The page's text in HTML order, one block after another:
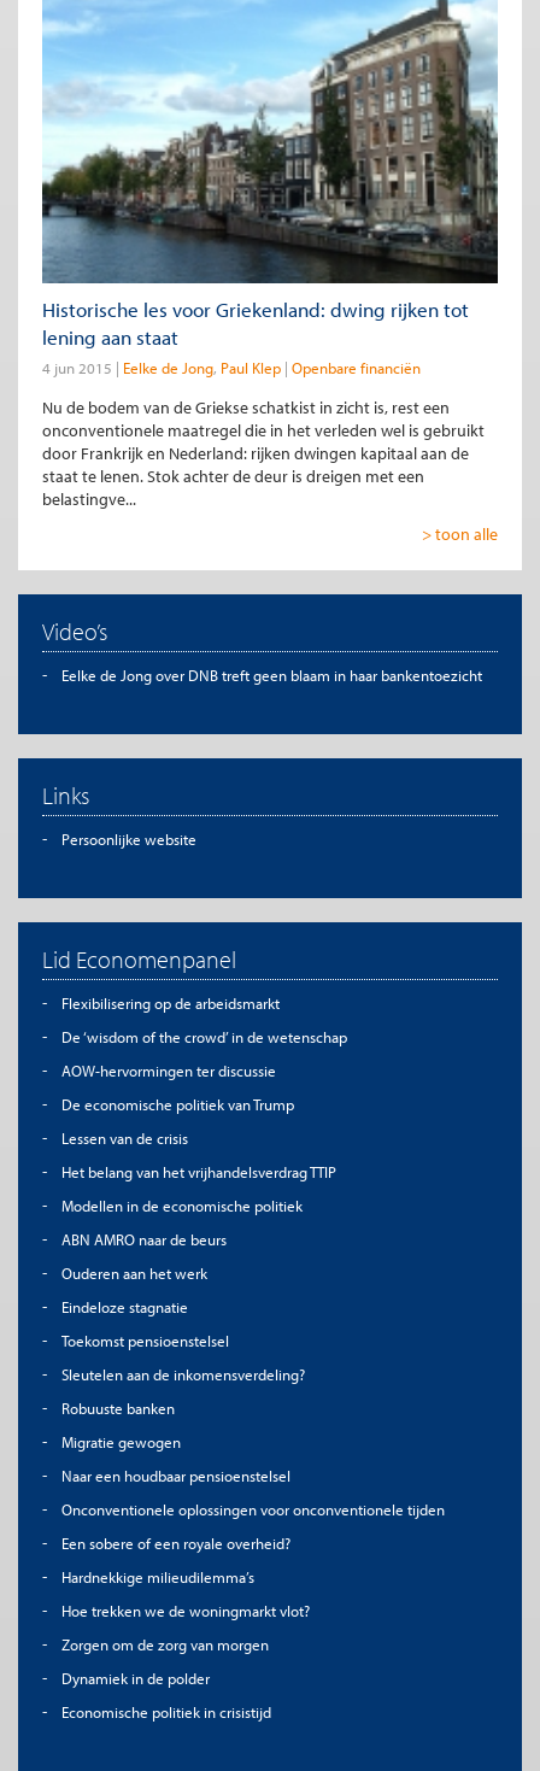
Historische les voor Griekenland: dwing rijken tot
lening aan staat
4 jun 2015 Eelke de Jong Paul Klep Openbare financiën
Nu de bodem van de Griekse schatkist in zicht is, rest een
onconventionele maatregel die in het verleden wel is gebruikt
door Frankrijk en Nederland: rijken dwingen kapitaal aan de
staat te lenen. Stok achter de deur is dreigen met een
belastingve...
> toon alle
Video’s
Eelke de Jong over DNB treft geen blaam in haar bankentoezicht
Links
Persoonlijke website
Lid Economenpanel
Flexibilisering op de arbeidsmarkt
De ‘wisdom of the crowd’ in de wetenschap
AOW-hervormingen ter discussie
De economische politiek van Trump
Lessen van de crisis
Het belang van het vrijhandelsverdrag TTIP
Modellen in de economische politiek
ABN AMRO naar de beurs
Ouderen aan het werk
Eindeloze stagnatie
Toekomst pensioenstelsel
Sleutelen aan de inkomensverdeling?
Robuuste banken
Migratie gewogen
Naar een houdbaar pensioenstelsel
Onconventionele oplossingen voor onconventionele tijden
Een sobere of een royale overheid?
Hardnekkige milieudilemma’s
Hoe trekken we de woningmarkt vlot?
Zorgen om de zorg van morgen
Dynamiek in de polder
Economische politiek in crisistijd